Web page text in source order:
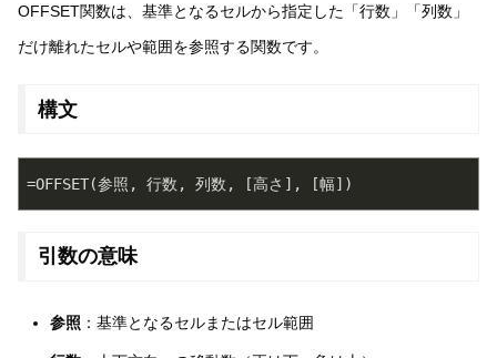
OFFSET関数は、基準となるセルから指定した「行数」「列数」
だけ離れたセルや範囲を参照する関数です。
構文
=OFFSET(参照, 行数, 列数, [高さ], [幅])
引数の意味
参照 ：基準となるセルまたはセル範囲